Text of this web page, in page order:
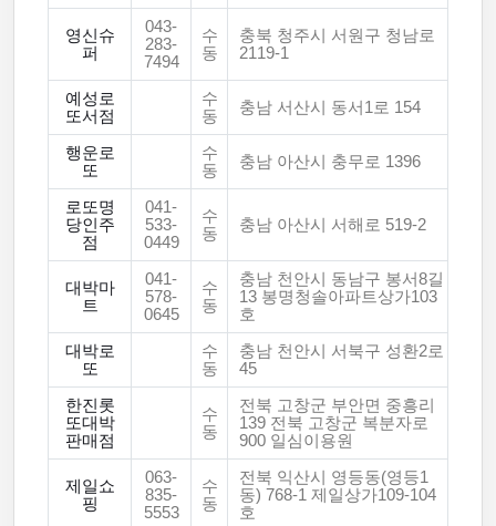
영신슈
퍼
043-
283-
7494
수
동
충북 청주시 서원구 청남로
2119-1
예성로
또서점
수
동
충남 서산시 동서1로 154
행운로
또
수
동
충남 아산시 충무로 1396
로또명
당인주
점
041-
533-
0449
수
동
충남 아산시 서해로 519-2
대박마
트
041-
578-
0645
수
동
충남 천안시 동남구 봉서8길
13 봉명청솔아파트상가103
호
대박로
또
수
동
충남 천안시 서북구 성환2로
45
한진롯
또대박
판매점
수
동
전북 고창군 부안면 중흥리
139 전북 고창군 복분자로
900 일심이용원
제일쇼
핑
063-
835-
5553
수
동
전북 익산시 영등동(영등1
동) 768-1 제일상가109-104
호